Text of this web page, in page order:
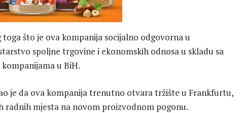
što je ova kompanija socijalno odgovorna u
spoljne trgovine i ekonomskih odnosa u skladu sa
u BiH.
je da ova kompanija trenutno otvara tržište u Frankfurtu,
radnih mjesta na novom proizvodnom pogonu.